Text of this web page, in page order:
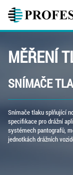
MĚŘENÍ
SNÍMAČE
Snímače tlaku splňující
specifikace pro drážní
systémech pantografů,
jednotkách drážních